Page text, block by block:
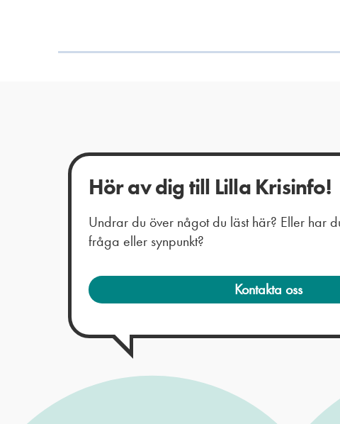
Hör av dig till Lilla Krisinfo!
Undrar du över något du läst här? Eller har
fråga eller synpunkt?
Kontakta oss